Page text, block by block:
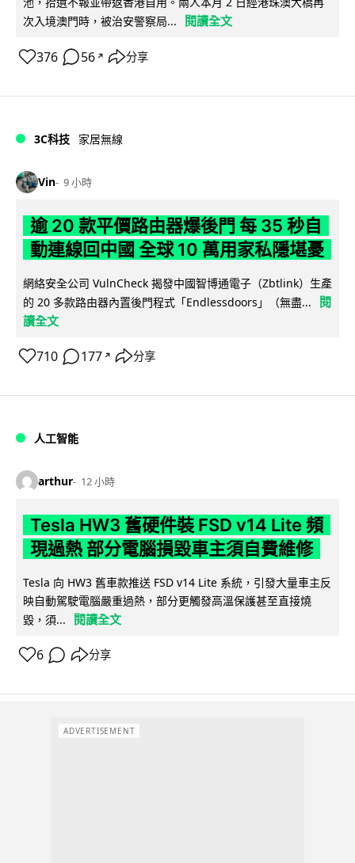
次入境澳門時，被治安警察局...
閱讀全文
376 56 ↗ 分享
3C科技 家居無線
Vin 9 小時
逾 20 款平價路由器爆後門 每 35 秒自
動連線回中國 全球 10 萬用家私隱堪憂
網絡安全公司 VulnCheck 揭發中國智博通電子（Zbtlink）生產
的 20 多款路由器內置後門程式「Endlessdoors」（無盡...
閱
讀全文
710 177 ↗ 分享
人工智能
arthur 12 小時
Tesla HW3 舊硬件裝 FSD v14 Lite 頻
現過熱 部分電腦損毀車主須自費維修
Tesla 向 HW3 舊車款推送 FSD v14 Lite 系統，引發大量車主反
映自動駕駛電腦嚴重過熱，部分更觸發高溫保護甚至直接燒
毀，須...
閱讀全文
6 分享
ADVERTISEMENT